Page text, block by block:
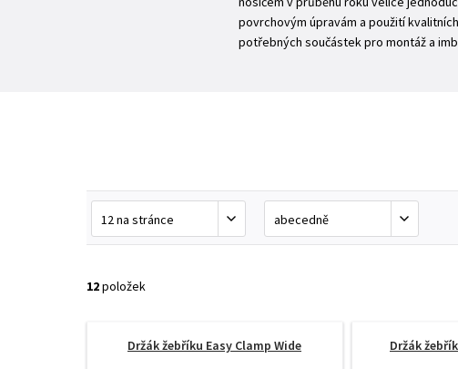
povrchovým úpravám a použití
potřebných součástek pro montáž a
12položek
Držák žebříku Easy Clamp Wide Držák